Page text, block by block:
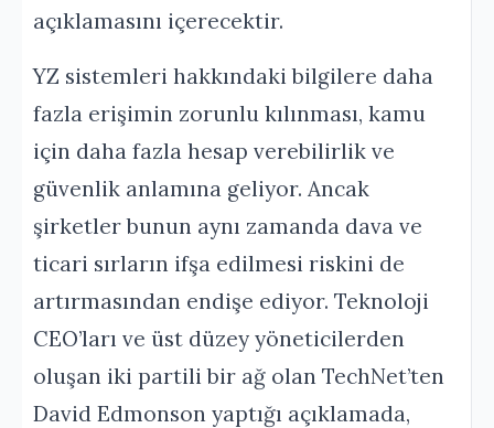
açıklamasını içerecektir.
YZ sistemleri hakkındaki bilgilere daha
fazla erişimin zorunlu kılınması, kamu
için daha fazla hesap verebilirlik ve
güvenlik anlamına geliyor. Ancak
şirketler bunun aynı zamanda dava ve
ticari sırların ifşa edilmesi riskini de
artırmasından endişe ediyor. Teknoloji
CEO’ları ve üst düzey yöneticilerden
oluşan iki partili bir ağ olan TechNet’ten
David Edmonson yaptığı açıklamada,